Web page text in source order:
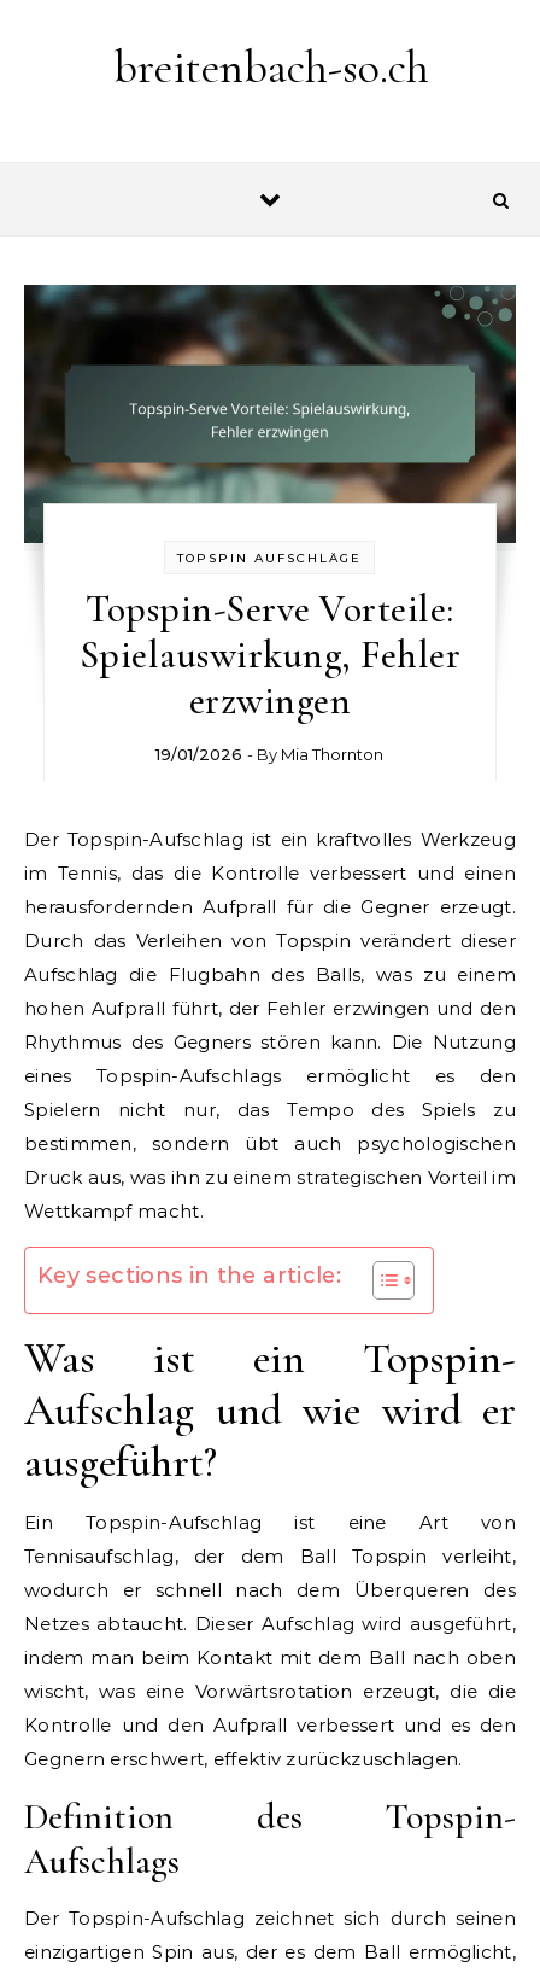
breitenbach-so.ch
TOPSPIN AUFSCHLÄGE
Topspin-Serve Vorteile:
Spielauswirkung, Fehler
erzwingen
19/01/2026 - By Mia Thornton
Der Topspin-Aufschlag ist ein kraftvolles Werkzeug
im Tennis, das die Kontrolle verbessert und einen
herausfordernden Aufprall für die Gegner erzeugt.
Durch das Verleihen von Topspin verändert dieser
Aufschlag die Flugbahn des Balls, was zu einem
hohen Aufprall führt, der Fehler erzwingen und den
Rhythmus des Gegners stören kann. Die Nutzung
eines Topspin-Aufschlags ermöglicht es den
Spielern nicht nur, das Tempo des Spiels zu
bestimmen, sondern übt auch psychologischen
Druck aus, was ihn zu einem strategischen Vorteil im
Wettkampf macht.
Key sections in the article:
Was ist ein Topspin-
Aufschlag und wie wird er
ausgeführt?
Ein Topspin-Aufschlag ist eine Art von
Tennisaufschlag, der dem Ball Topspin verleiht,
wodurch er schnell nach dem Überqueren des
Netzes abtaucht. Dieser Aufschlag wird ausgeführt,
indem man beim Kontakt mit dem Ball nach oben
wischt, was eine Vorwärtsrotation erzeugt, die die
Kontrolle und den Aufprall verbessert und es den
Gegnern erschwert, effektiv zurückzuschlagen.
Definition des Topspin-
Aufschlags
Der Topspin-Aufschlag zeichnet sich durch seinen
einzigartigen Spin aus, der es dem Ball ermöglicht,